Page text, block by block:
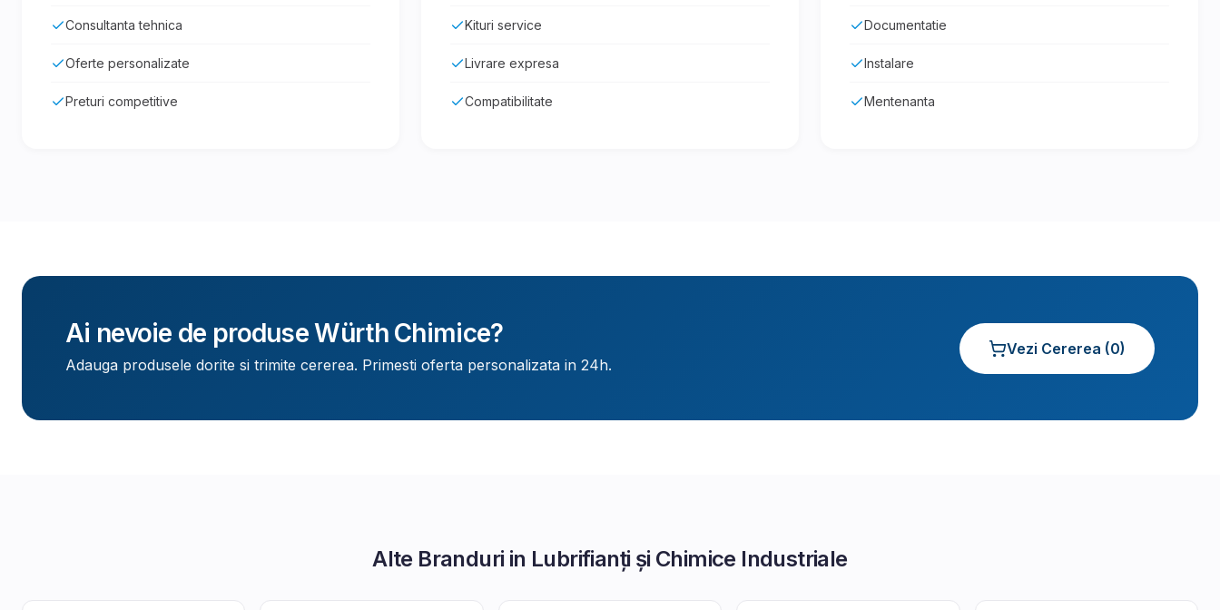
Consultanta tehnica
Oferte personalizate
Preturi competitive
Kituri service
Livrare expresa
Compatibilitate
Documentatie
Instalare
Mentenanta
Ai nevoie de produseWürth Chimice?
Adauga produsele dorite si trimite cererea. Primesti oferta personalizata in 24h.
Vezi Cererea (0)
Alte Branduri in Lubrifianți și Chimice Industriale